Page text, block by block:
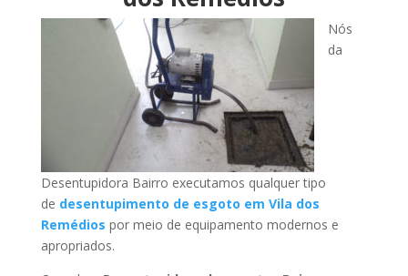
Nós
da
Desentupidora Bairro executamos qualquer tipo
de desentupimento de esgoto em Vila dos
Remédios por meio de equipamento modernos e
apropriados.